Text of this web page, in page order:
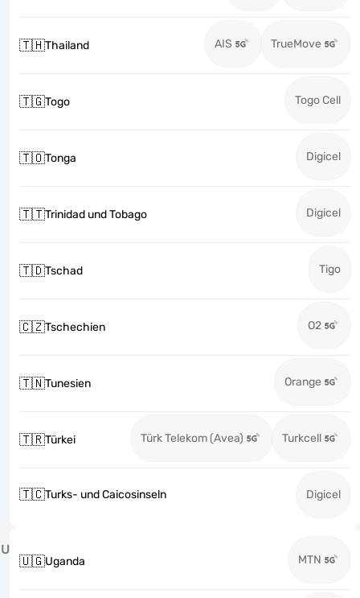
🇹🇭Thailand AIS TrueMove
🇹🇬Togo Togo Cell
🇹🇴Tonga Digicel
🇹🇹Trinidad und Tobago Digicel
🇹🇩Tschad Tigo
🇨🇿Tschechien O2
🇹🇳Tunesien Orange
🇹🇷Türkei Türk Telekom (Avea) Turkcell
🇹🇨Turks- und Caicosinseln Digicel
U
🇺🇬Uganda MTN